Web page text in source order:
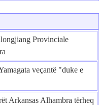
Provinciale
veçantë "duke e
Arkansas Alhambra tërheq